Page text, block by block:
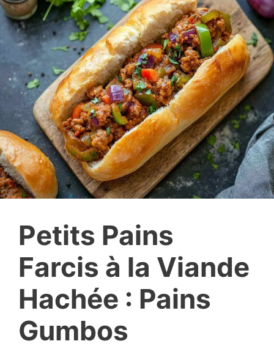
Petits Pains
Farcis à la Viande
Hachée : Pains
Gumbos